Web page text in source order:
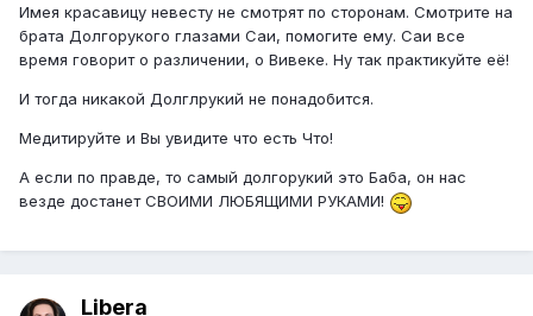
Имея красавицу невесту не смотрят по сторонам. Смотрите на
брата Долгорукого глазами Саи, помогите ему. Саи все
время говорит о различении, о Вивеке. Ну так практикуйте её!
И тогда никакой Долглрукий не понадобится.
Медитируйте и Вы увидите что есть Что!
А если по правде, то самый долгорукий это Баба, он нас
везде достанет СВОИМИ ЛЮБЯЩИМИ РУКАМИ!
Libera